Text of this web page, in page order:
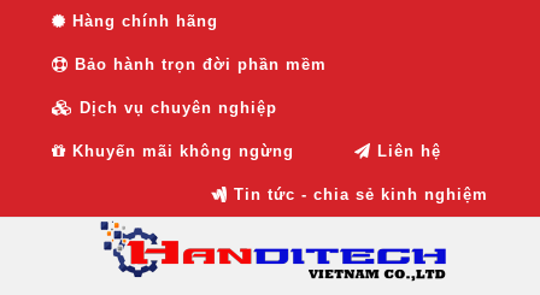
Hàng chính hãng
Bảo hành trọn đời phần mềm
Dịch vụ chuyên nghiệp
Khuyến mãi không ngừng Liên hệ
Tin tức - chia sẻ kinh nghiệm